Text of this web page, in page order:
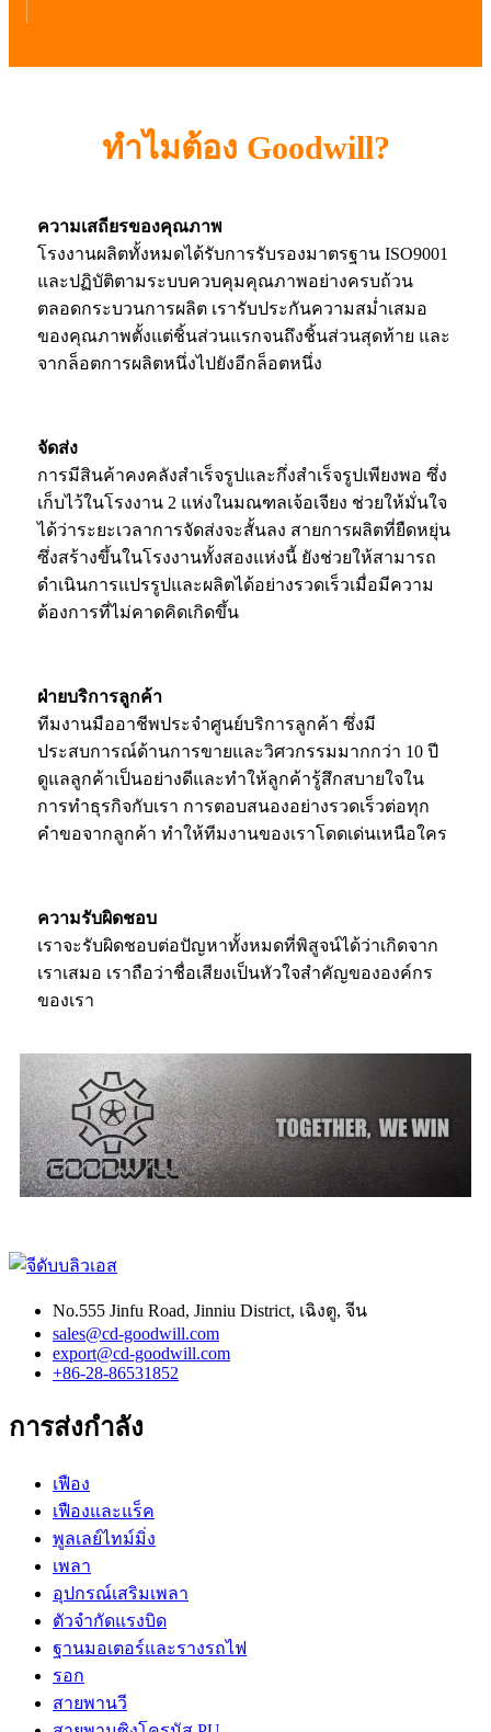
ทำไมต้อง Goodwill?
ความเสถียรของคุณภาพ
โรงงานผลิตทั้งหมดได้รับการรับรองมาตรฐาน ISO9001
และปฏิบัติตามระบบควบคุมคุณภาพอย่างครบถ้วน
ตลอดกระบวนการผลิต เรารับประกันความสม่ำเสมอ
ของคุณภาพตั้งแต่ชิ้นส่วนแรกจนถึงชิ้นส่วนสุดท้าย และ
จากล็อตการผลิตหนึ่งไปยังอีกล็อตหนึ่ง
จัดส่ง
การมีสินค้าคงคลังสำเร็จรูปและกึ่งสำเร็จรูปเพียงพอ ซึ่ง
เก็บไว้ในโรงงาน 2 แห่งในมณฑลเจ้อเจียง ช่วยให้มั่นใจ
ได้ว่าระยะเวลาการจัดส่งจะสั้นลง สายการผลิตที่ยืดหยุ่น
ซึ่งสร้างขึ้นในโรงงานทั้งสองแห่งนี้ ยังช่วยให้สามารถ
ดำเนินการแปรรูปและผลิตได้อย่างรวดเร็วเมื่อมีความ
ต้องการที่ไม่คาดคิดเกิดขึ้น
ฝ่ายบริการลูกค้า
ทีมงานมืออาชีพประจำศูนย์บริการลูกค้า ซึ่งมี
ประสบการณ์ด้านการขายและวิศวกรรมมากกว่า 10 ปี
ดูแลลูกค้าเป็นอย่างดีและทำให้ลูกค้ารู้สึกสบายใจใน
การทำธุรกิจกับเรา การตอบสนองอย่างรวดเร็วต่อทุก
คำขอจากลูกค้า ทำให้ทีมงานของเราโดดเด่นเหนือใคร
ความรับผิดชอบ
เราจะรับผิดชอบต่อปัญหาทั้งหมดที่พิสูจน์ได้ว่าเกิดจาก
เราเสมอ เราถือว่าชื่อเสียงเป็นหัวใจสำคัญขององค์กร
ของเรา
No.555 Jinfu Road, Jinniu District, เฉิงตู, จีน
sales@cd-goodwill.com
export@cd-goodwill.com
+86-28-86531852
การส่งกำลัง
เฟือง
เฟืองและแร็ค
พูลเลย์ไทม์มิ่ง
เพลา
อุปกรณ์เสริมเพลา
ตัวจำกัดแรงบิด
ฐานมอเตอร์และรางรถไฟ
รอก
สายพานวี